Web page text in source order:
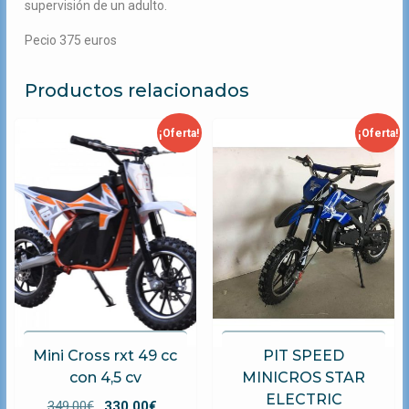
supervisión de un adulto.
Pecio 375 euros
Productos relacionados
¡Oferta!
Mini Cross rxt 49 cc
con 4,5 cv
El
¡Oferta!
PIT SPEED
MINICROS STAR
ELECTRIC